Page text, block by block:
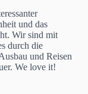
und das
Wir sind mit
durch die
und Reisen
We love it!